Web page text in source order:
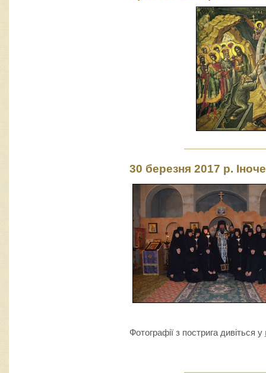
30 березня 2017 р.
Фотографії з пострига дивіться у